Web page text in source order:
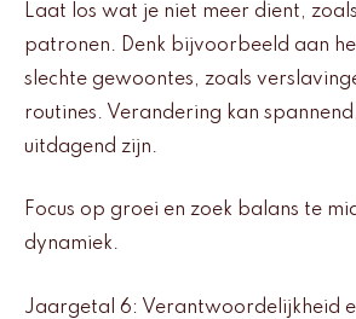
Laat los wat je niet meer dient,
patronen. Denk bijvoorbeeld aan
slechte gewoontes, zoals
routines. Verandering kan
uitdagend zijn.
Focus op groei en zoek balans te
dynamiek.
Jaargetal 6: Verantwoordelijkheid